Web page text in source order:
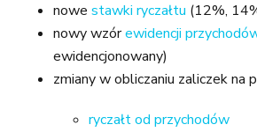
nowe stawki ryczałtu (12%,
nowy wzórewidencji
ewidencjonowany)
zmiany w obliczaniu zaliczek na
ryczałt od przychodów